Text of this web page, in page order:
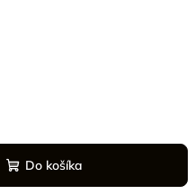
Do košíka